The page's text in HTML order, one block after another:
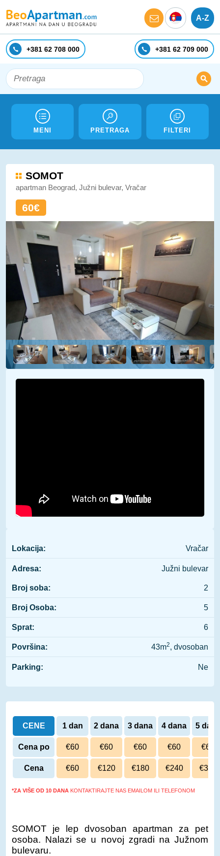
A-Z
+381 62 708 000 +381 62 709 000
MENI PRETRAGA FILTERI
SOMOT
apartman Beograd, Južni bulevar, Vračar
60€
Lokacija: Vračar
Adresa: Južni bulevar
Broj soba: 2
Broj Osoba: 5
Sprat: 6
Površina: 43m2, dvosoban
Parking: Ne
CENE 1 dan 2 dana 3 dana 4 dana 5 dana
Cena po
danu
€60 €60 €60 €60 €60
Cena €60 €120 €180 €240 €300
*ZA VIŠE OD 10 DANA KONTAKTIRAJTE NAS EMAILOM ILI TELEFONOM
SOMOT je lep dvosoban apartman za pet
osoba. Nalazi se u novoj zgradi na Južnom
bulevaru.